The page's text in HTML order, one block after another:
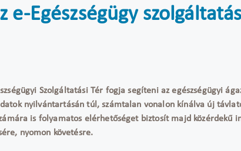
e-Egészségügy
Szolgáltatási Tér fogja segíteni az egészségügyi
nyilvántartásán túl, számtalan vonalon kínálva új
is folyamatos elérhetőséget biztosít majd közérdekű
nyomon követésre.